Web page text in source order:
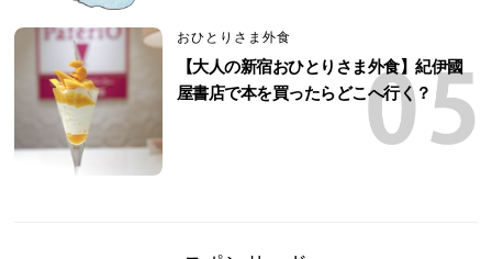
おひとりさま外食
【大人の新宿おひとりさま外食】紀伊國
屋書店で本を買ったらどこへ行く？